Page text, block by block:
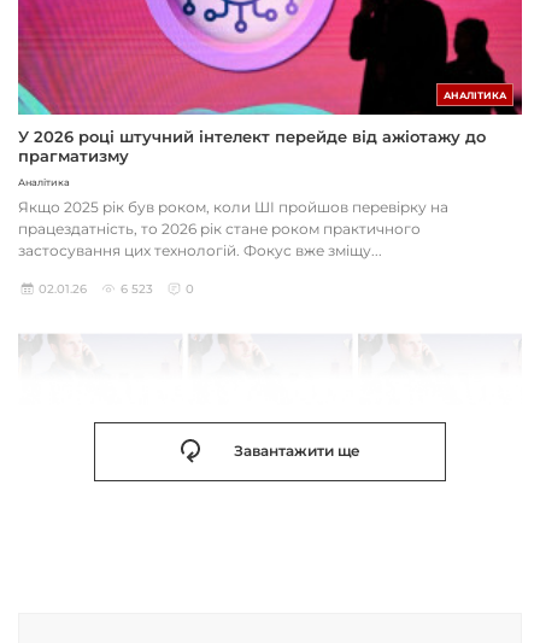
АНАЛІТИКА
У 2026 році штучний інтелект перейде від ажіотажу до
прагматизму
Аналітика
Якщо 2025 рік був роком, коли ШІ пройшов перевірку на
працездатність, то 2026 рік стане роком практичного
застосування цих технологій. Фокус вже зміщу...
02.01.26 6 523 0
Завантажити ще